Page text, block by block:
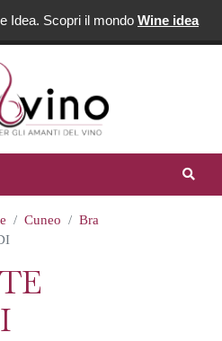
Idea. Scopri il mondo Wine idea
Cuneo
Bra